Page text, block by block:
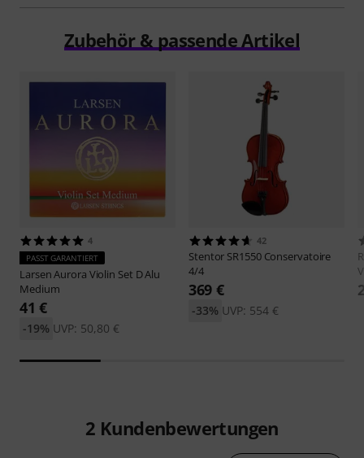
Zubehör & passende Artikel
4
PASST GARANTIERT
LarsenAurora Violin Set D Alu
Medium
41 €
UVP: 50,80 €
-19%
42
Stentor SR1550 Conservatoire
4/4
369 €
UVP: 554 €
-33%
2 Kundenbewertungen